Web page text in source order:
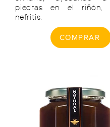
piedras en el riñón,
nefritis.
COMPRAR